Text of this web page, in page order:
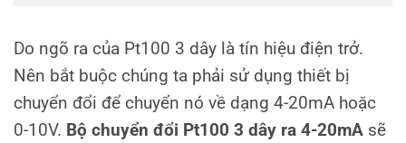
Do ngõ ra của Pt100 3 dây là tín hiệu điện trở.
Nên bắt buộc chúng ta phải sử dụng thiết bị
chuyển đổi để chuyển nó về dạng 4-20mA hoặc
0-10V. Bộ chuyển đổi Pt100 3 dây ra 4-20mA sẽ